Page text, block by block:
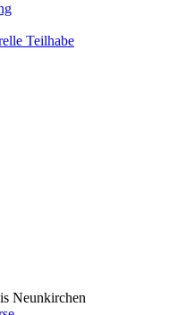
Teilhabe
Neunkirchen